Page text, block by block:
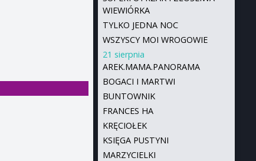
WIEWIÓRKA
TYLKO JEDNA NOC
WSZYSCY MOI WROGOWIE
21 sierpnia
AREK.MAMA.PANORAMA
BOGACI I MARTWI
BUNTOWNIK
FRANCES HA
KRĘCIOŁEK
KSIĘGA PUSTYNI
MARZYCIELKI